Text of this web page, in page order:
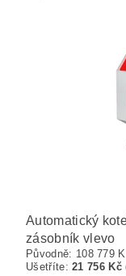
Automatický
zásobník vlevo
Původně: 108 779
Ušetříte:21 756 Kč